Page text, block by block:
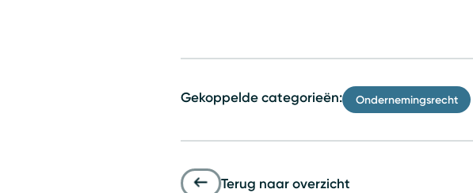
Gekoppelde categorieën: Ondernemingsrecht
Terug naar overzicht